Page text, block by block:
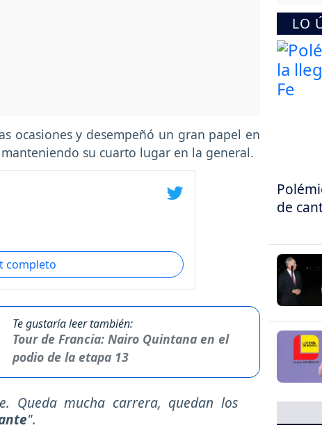
ocasiones y desempeñó un gran papel en
su cuarto lugar en la general.
completo
Te gustaría leer también:
Tour de Francia: Nairo Quintana en el
podio de la etapa 13
Queda mucha carrera, quedan los
".
LO
de